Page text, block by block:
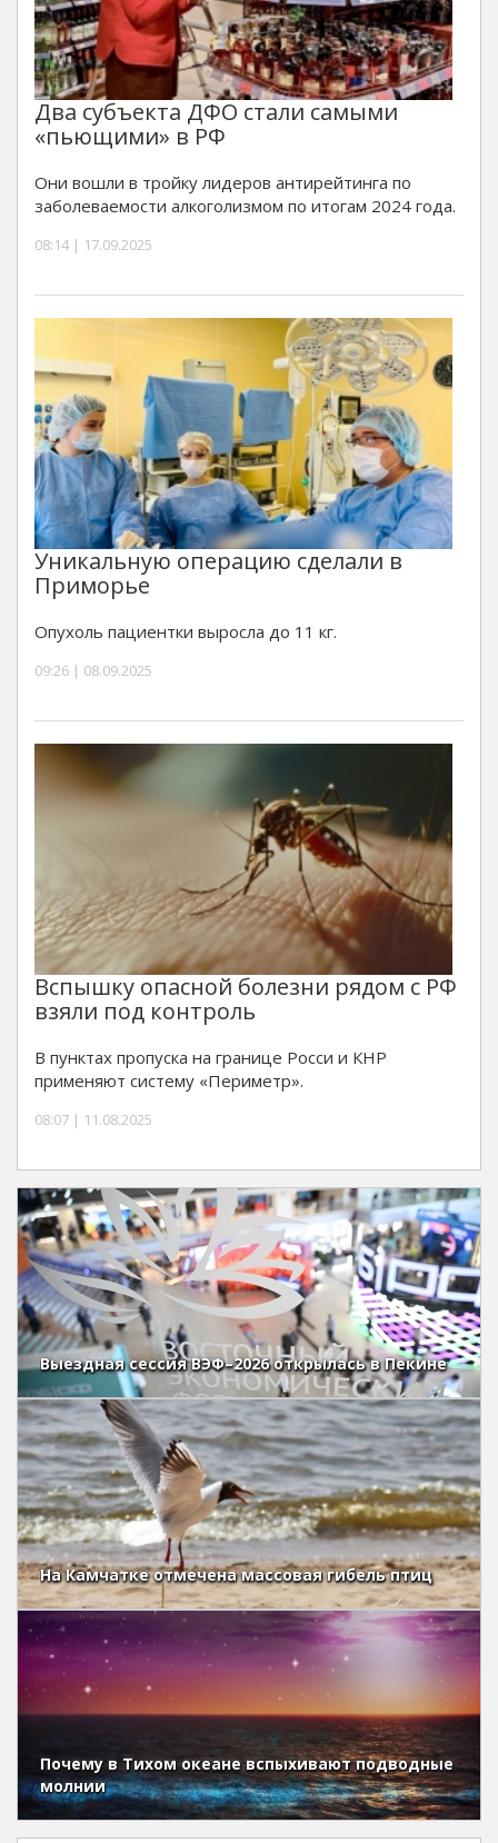
Два субъекта ДФО стали самыми
«пьющими» в РФ
Они вошли в тройку лидеров антирейтинга по
заболеваемости алкоголизмом по итогам 2024 года.
08:14 | 17.09.2025
Уникальную операцию сделали в
Приморье
Опухоль пациентки выросла до 11 кг.
09:26 | 08.09.2025
Вспышку опасной болезни рядом с РФ
взяли под контроль
В пунктах пропуска на границе Росси и КНР
применяют систему «Периметр».
08:07 | 11.08.2025
Выездная сессия ВЭФ–2026 открылась в Пекине
На Камчатке отмечена массовая гибель птиц
Почему в Тихом океане вспыхивают подводные
молнии